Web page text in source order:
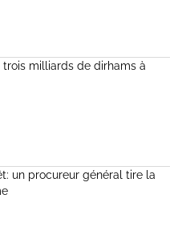
trois milliards de dirhams à
un procureur général tire la